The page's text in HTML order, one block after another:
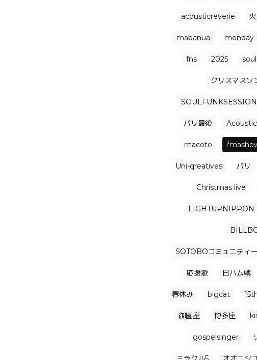
acousticreverie
mabanua monday
fns 2025
クリスマスソ
SOULFUNKSESSION
バリ最後
macoto
Uni-qreatives バリ
Christmas live
LIGHTUPNIPPON
SOTOBOコミュニティ
応援歌 日ハム戦
春休み bigcat
御園座 博多座
gospelsinger